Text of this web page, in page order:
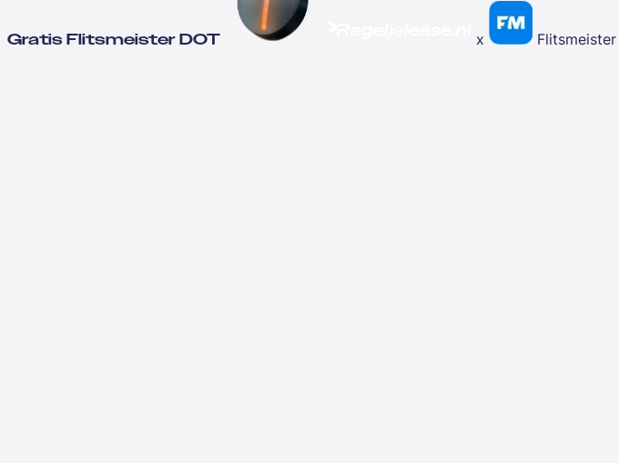
Gratis Flitsmeister DOT x Flitsmeister